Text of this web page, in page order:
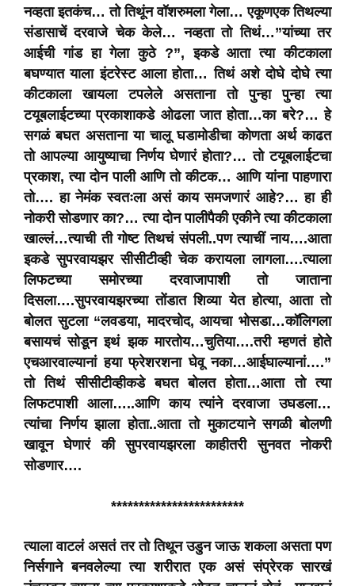
नव्हता इतकंच… तो तिथूंन वॉशरुमला गेला… एकूणएक तिथल्या
संडासाचें दरवाजे चेक केले… नव्हता तो तिथं…”यांच्या तर
आईची गांड हा गेला कुठे ?”, इकडे आता त्या कीटकाला
बघण्यात याला इंटरेस्ट आला होता… तिथं अशे दोघे दोघे त्या
कीटकाला खायला टपलेले असताना तो पुन्हा पुन्हा त्या
टयूबलाईटच्या प्रकाशाकडे ओढला जात होता…का बरे?… हे
सगळं बघत असताना या चालू घडामोडीचा कोणता अर्थ काढत
तो आपल्या आयुष्याचा निर्णय घेणारं होता?… तो टयूबलाईटचा
प्रकाश, त्या दोन पाली आणि तो कीटक… आणि यांना पाहणारा
तो…. हा नेमंक स्वतःला असं काय समजणारं आहे?… हा ही
नोकरी सोडणार का?… त्या दोन पालीपैकी एकीने त्या कीटकाला
खाल्लं…त्याची ती गोष्ट तिथचं संपली..पण त्याचीं नाय….आता
इकडे सुपरवायझर सीसीटीव्ही चेक करायला लागला….त्याला
लिफटच्या समोरच्या दरवाजापाशी तो जाताना
दिसला….सुपरवायझरच्या तोंडात शिव्या येत होत्या, आता तो
बोलत सुटला “लवडया, मादरचोद, आयचा भोसडा…कॉलिगला
बसायचं सोडून इथं झक मारतोय…चुतिया….तरी म्हणतं होते
एचआरवाल्यानां हया फ्रेशरशना घेवू नका…आईघाल्यानां….”
तो तिथं सीसीटीव्हीकडे बघत बोलत होता…आता तो त्या
लिफटपाशी आला…..आणि काय त्यांने दरवाजा उघडला…
त्यांचा निर्णय झाला होता..आता तो मुकाटयाने सगळी बोलणी
खावून घेणारं की सुपरवायझरला काहीतरी सुनवत नोकरी
सोडणार….
************************
त्याला वाटलं असतं तर तो तिथून उडुन जाऊ शकला असता पण
निर्सगाने बनवलेल्या त्या शरीरात एक असं संप्रेरक सारखं